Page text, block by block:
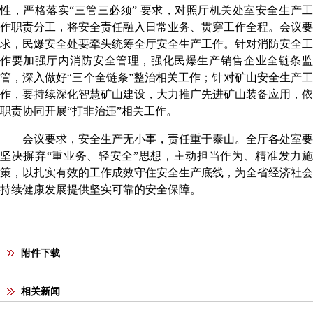
性，严格落实“三管三必须” 要求，对照厅机关处室安全生产工
作职责分工，将安全责任融入日常业务、贯穿工作全程。会议要
求，民爆安全处要牵头统筹全厅安全生产工作。针对消防安全工
作要加强厅内消防安全管理，强化民爆生产销售企业全链条监
管，深入做好“三个全链条”整治相关工作；针对矿山安全生产工
作，要持续深化智慧矿山建设，大力推广先进矿山装备应用，依
职责协同开展“打非治违”相关工作。
会议要求，安全生产无小事，责任重于泰山。全厅各处室要
坚决摒弃“重业务、轻安全”思想，主动担当作为、精准发力施
策，以扎实有效的工作成效守住安全生产底线，为全省经济社会
持续健康发展提供坚实可靠的安全保障。
附件下载
相关新闻